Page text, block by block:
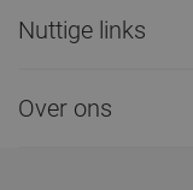
Nuttige links
Over ons